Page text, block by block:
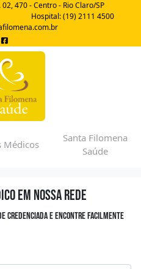
470 - Centro - Rio Claro/SP
Hospital: (19) 2111 4500
Médicos
Santa Filomena
Saúde
em nossa rede
credenciada e encontre facilmente